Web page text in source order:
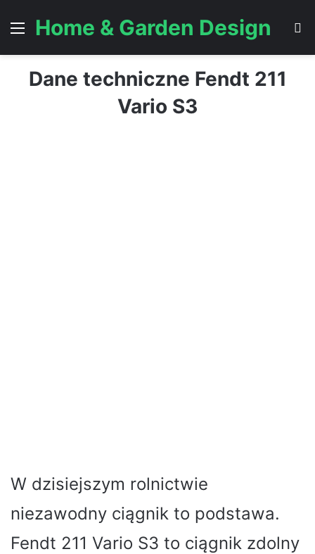
Menu
Home & Garden Design
Dane techniczne Fendt 211
Vario S3
W dzisiejszym rolnictwie
niezawodny ciągnik to podstawa.
Fendt 211 Vario S3 to ciągnik zdolny